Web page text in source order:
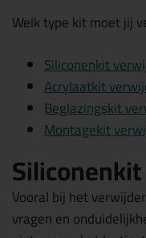
Welk type kit moet jij
Siliconenkit
Acrylaatkit
Beglazingskit
Montagekit
Vooral bij het
vragen en